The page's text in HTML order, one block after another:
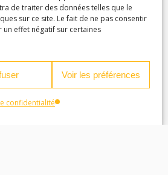
de traiter des données telles que le
sur ce site. Le fait de ne pas consentir
effet négatif sur certaines
Voir les préférences
confidentialité